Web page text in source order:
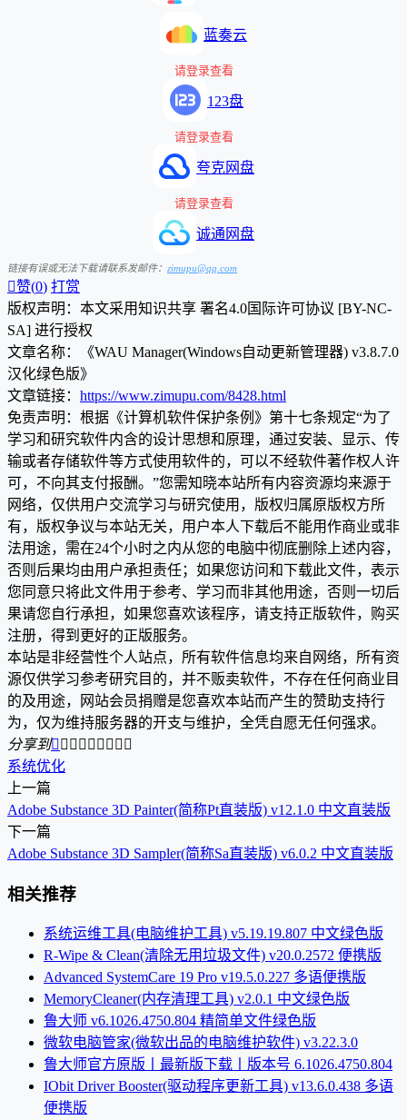
蓝奏云
请登录查看
123盘
请登录查看
夸克网盘
请登录查看
诚通网盘
链接有误或无法下载请联系发邮件： zimupu@qq.com
赞(0) 打赏
版权声明：本文采用知识共享 署名4.0国际许可协议 [BY-NC-
SA] 进行授权
文章名称：《WAU Manager(Windows自动更新管理器) v3.8.7.0
汉化绿色版》
文章链接： https://www.zimupu.com/8428.html
免责声明：根据《计算机软件保护条例》第十七条规定“为了
学习和研究软件内含的设计思想和原理，通过安装、显示、传
输或者存储软件等方式使用软件的，可以不经软件著作权人许
可，不向其支付报酬。”您需知晓本站所有内容资源均来源于
网络，仅供用户交流学习与研究使用，版权归属原版权方所
有，版权争议与本站无关，用户本人下载后不能用作商业或非
法用途，需在24个小时之内从您的电脑中彻底删除上述内容，
否则后果均由用户承担责任；如果您访问和下载此文件，表示
您同意只将此文件用于参考、学习而非其他用途，否则一切后
果请您自行承担，如果您喜欢该程序，请支持正版软件，购买
注册，得到更好的正版服务。
本站是非经营性个人站点，所有软件信息均来自网络，所有资
源仅供学习参考研究目的，并不贩卖软件，不存在任何商业目
的及用途，网站会员捐赠是您喜欢本站而产生的赞助支持行
为，仅为维持服务器的开支与维护，全凭自愿无任何强求。
分享到        
系统优化
上一篇
Adobe Substance 3D Painter(简称Pt直装版) v12.1.0 中文直装版
下一篇
Adobe Substance 3D Sampler(简称Sa直装版) v6.0.2 中文直装版
相关推荐
系统运维工具(电脑维护工具) v5.19.19.807 中文绿色版
R-Wipe & Clean(清除无用垃圾文件) v20.0.2572 便携版
Advanced SystemCare 19 Pro v19.5.0.227 多语便携版
MemoryCleaner(内存清理工具) v2.0.1 中文绿色版
鲁大师 v6.1026.4750.804 精简单文件绿色版
微软电脑管家(微软出品的电脑维护软件) v3.22.3.0
鲁大师官方原版丨最新版下载丨版本号 6.1026.4750.804
IObit Driver Booster(驱动程序更新工具) v13.6.0.438 多语
便携版